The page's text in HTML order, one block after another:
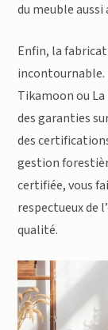
du meuble aussi
Enfin, la
incontournable.
Tikamoon ou
des garanties
des
gestion
certifiée, vous
respectueux de
qualité.